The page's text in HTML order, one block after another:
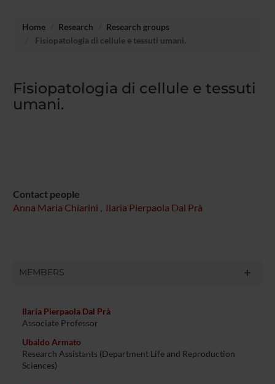
Home Research
Research groups
Fisiopatologia di cellule e tessuti umani.
Fisiopatologia di cellule e tessuti
umani.
Contact people
Anna Maria Chiarini , Ilaria Pierpaola Dal Prà
MEMBERS
Ilaria Pierpaola Dal Prà
Associate Professor
Ubaldo Armato
Research Assistants (Department Life and Reproduction
Sciences)